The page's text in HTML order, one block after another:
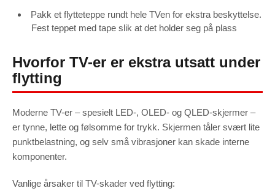
Pakk et flytteteppe rundt hele TVen for ekstra beskyttelse.
Fest teppet med tape slik at det holder seg på plass
Hvorfor TV-er er ekstra utsatt under
flytting
Moderne TV-er – spesielt LED-, OLED- og QLED-skjermer –
er tynne, lette og følsomme for trykk. Skjermen tåler svært lite
punktbelastning, og selv små vibrasjoner kan skade interne
komponenter.
Vanlige årsaker til TV-skader ved flytting: